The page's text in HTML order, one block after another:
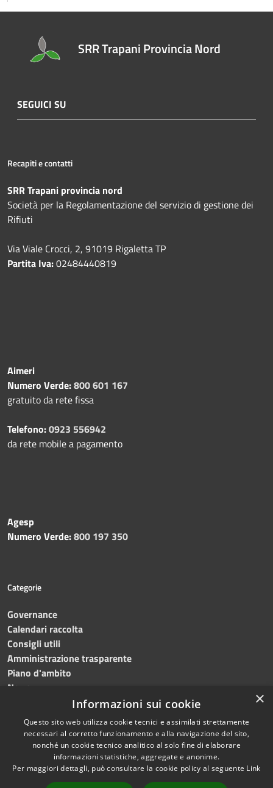
SRR Trapani Provincia Nord
SEGUICI SU
Recapiti e contatti
SRR Trapani provincia nord
Società per la Regolamentazione del servizio di gestione dei
Rifiuti
Via Viale Crocci, 2, 91019 Rigaletta TP
Partita Iva:02484440819
Aimeri
Numero Verde:800 601 167
gratuito da rete fissa
Telefono:0923 556942
da rete mobile a pagamento
Agesp
Numero Verde:800 197 350
Categorie
Governance
Calendari raccolta
Consigli utili
Amministrazione trasparente
Piano d'ambito
News
Accessibilità
Copyright © 2023 •
Trapani provincia nord•
×
Informazioni sui cookie
Questo sito web utilizza cookie tecnici e assimilati strettamente
necessari al corretto funzionamento e alla navigazione del sito,
nonché un cookie tecnico analitico al solo fine di elaborare
informazioni statistiche, aggregate e anonime.
Per maggiori dettagli, può consultare la cookie policy al seguente Link